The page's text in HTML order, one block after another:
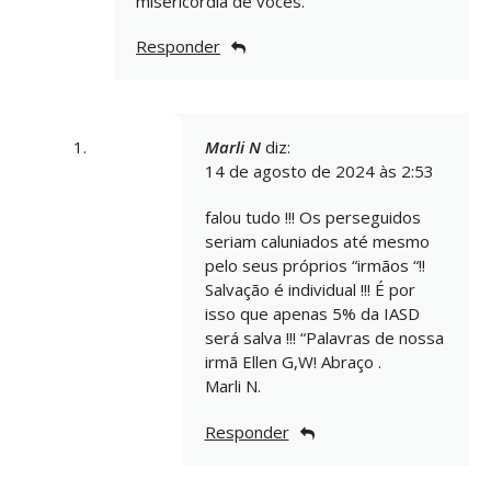
Responder
Marli N diz:
14 de agosto de 2024 às 2:53
falou tudo !!! Os perseguidos
seriam caluniados até mesmo
pelo seus próprios “irmãos “!!
Salvação é individual !!! É por
isso que apenas 5% da IASD
será salva !!! “Palavras de nossa
irmã Ellen G,W! Abraço .
Marli N.
Responder